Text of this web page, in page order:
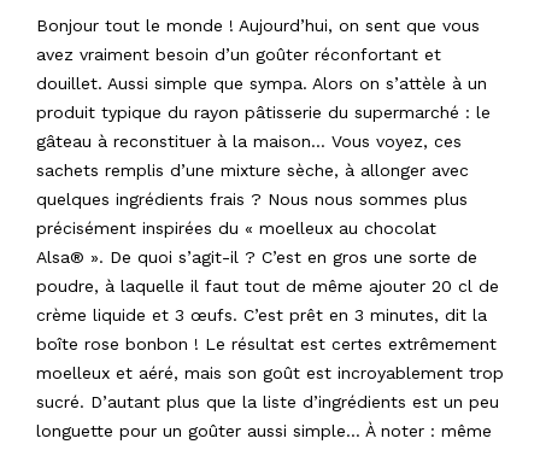
Bonjour tout le monde ! Aujourd’hui, on sent que vous
avez vraiment besoin d’un goûter réconfortant et
douillet. Aussi simple que sympa. Alors on s’attèle à un
produit typique du rayon pâtisserie du supermarché : le
gâteau à reconstituer à la maison… Vous voyez, ces
sachets remplis d’une mixture sèche, à allonger avec
quelques ingrédients frais ? Nous nous sommes plus
précisément inspirées du « moelleux au chocolat
Alsa® ». De quoi s’agit-il ? C’est en gros une sorte de
poudre, à laquelle il faut tout de même ajouter 20 cl de
crème liquide et 3 œufs. C’est prêt en 3 minutes, dit la
boîte rose bonbon ! Le résultat est certes extrêmement
moelleux et aéré, mais son goût est incroyablement trop
sucré. D’autant plus que la liste d’ingrédients est un peu
longuette pour un goûter aussi simple… À noter : même